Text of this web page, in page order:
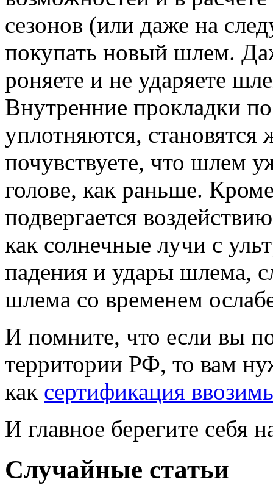
сезонов (или даже на
покупать новый шлем.
роняете и не ударяете
Внутренние прокладки
уплотняются, становятся
почувствуете, что шлем
голове, как раньше.
подвергается
как солнечные лучи с
падения и удары шлема,
шлема со временем
И помните, что если вы
территории РФ, то вам
как сертификация
И главное берегите себя
Случайные статьи